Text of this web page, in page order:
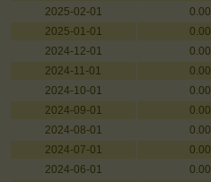
2025-02-01
0.00
2025-01-01
0.00
2024-12-01
0.00
2024-11-01
0.00
2024-10-01
0.00
2024-09-01
0.00
2024-08-01
0.00
2024-07-01
0.00
2024-06-01
0.00